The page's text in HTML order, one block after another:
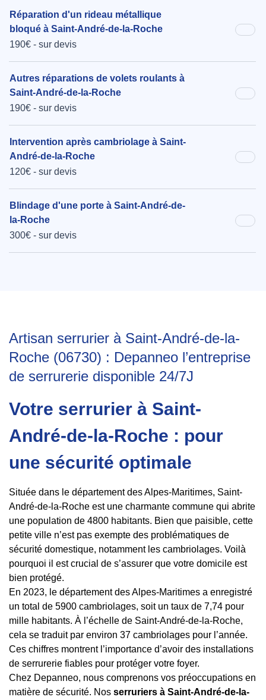
Réparation d'un rideau métallique
bloqué à Saint-André-de-la-Roche
190€ - sur devis
Autres réparations de volets roulants à
Saint-André-de-la-Roche
190€ - sur devis
Intervention après cambriolage à Saint-
André-de-la-Roche
120€ - sur devis
Blindage d'une porte à Saint-André-de-
la-Roche
300€ - sur devis
Artisan serrurier à Saint-André-de-la-
Roche (06730) : Depanneo l’entreprise
de serrurerie disponible 24/7J
Votre serrurier à Saint-
André-de-la-Roche : pour
une sécurité optimale
Située dans le département des Alpes-Maritimes, Saint-
André-de-la-Roche est une charmante commune qui abrite
une population de 4800 habitants. Bien que paisible, cette
petite ville n’est pas exempte des problématiques de
sécurité domestique, notamment les cambriolages. Voilà
pourquoi il est crucial de s’assurer que votre domicile est
bien protégé.
En 2023, le département des Alpes-Maritimes a enregistré
un total de 5900 cambriolages, soit un taux de 7,74 pour
mille habitants. À l’échelle de Saint-André-de-la-Roche,
cela se traduit par environ 37 cambriolages pour l’année.
Ces chiffres montrent l’importance d’avoir des installations
de serrurerie fiables pour protéger votre foyer.
Chez Depanneo, nous comprenons vos préoccupations en
matière de sécurité. Nos serruriers à Saint-André-de-la-